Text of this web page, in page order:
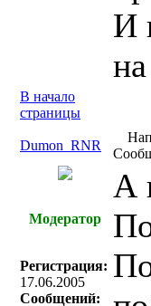
И
В начало
страницы
Dumon_RNR
Модератор
Регистрация:
17.06.2005
Сообщений:
А